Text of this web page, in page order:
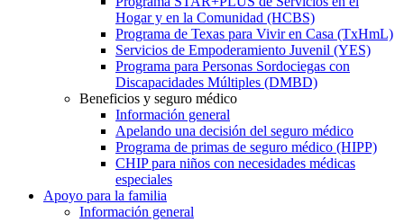
Hogar y en la Comunidad (HCBS)
Programa de Texas para Vivir en Casa (TxHmL)
Servicios de Empoderamiento Juvenil (YES)
Programa para Personas Sordociegas con
Discapacidades Múltiples (DMBD)
Beneficios y seguro médico
Información general
Apelando una decisión del seguro médico
Programa de primas de seguro médico (HIPP)
CHIP para niños con necesidades médicas
especiales
Apoyo para la familia
Información general